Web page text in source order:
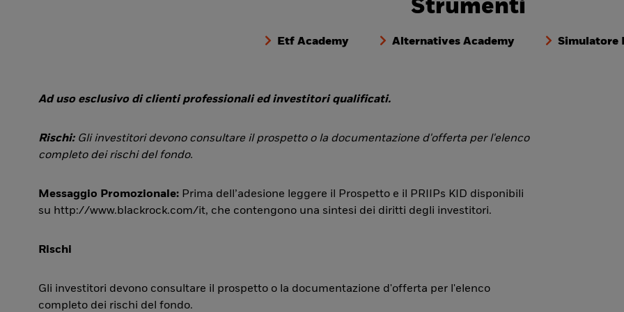
Strumenti
Etf Academy Alternatives Academy Simulatore
Ad uso esclusivo di clienti professionali ed investitori qualificati.
Rischi: Gli investitori devono consultare il prospetto o la documentazione d'offerta per l'elenco
completo dei rischi del fondo.
Messaggio Promozionale: Prima dell’adesione leggere il Prospetto e il PRIIPs KID disponibili
su http://www.blackrock.com/it, che contengono una sintesi dei diritti degli investitori.
Rischi
Gli investitori devono consultare il prospetto o la documentazione d'offerta per l'elenco
completo dei rischi del fondo.